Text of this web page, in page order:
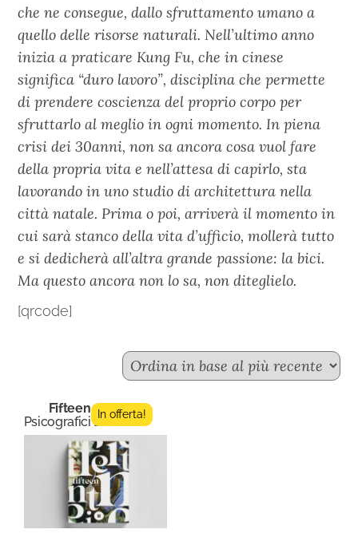
che ne consegue, dallo sfruttamento umano a
quello delle risorse naturali. Nell’ultimo anno
inizia a praticare Kung Fu, che in cinese
significa “duro lavoro”, disciplina che permette
di prendere coscienza del proprio corpo per
sfruttarlo al meglio in ogni momento. In piena
crisi dei 30anni, non sa ancora cosa vuol fare
della propria vita e nell’attesa di capirlo, sta
lavorando in uno studio di architettura nella
città natale. Prima o poi, arriverà il momento in
cui sarà stanco della vita d’ufficio, mollerà tutto
e si dedicherà all’altra grande passione: la bici.
Ma questo ancora non lo sa, non diteglielo.
[qrcode]
Fifteen n.5
Psicografici Editore
In offerta!